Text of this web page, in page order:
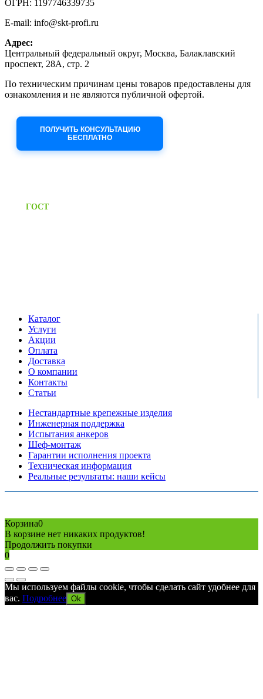
ОГРН: 1197746339735
E-mail: info@skt-profi.ru
Адрес:
Центральный федеральный округ, Москва, Балаклавский
проспект, 28А, стр. 2
По техническим причинам цены товаров предоставлены для
ознакомления и не являются публичной офертой.
ПОЛУЧИТЬ КОНСУЛЬТАЦИЮ
БЕСПЛАТНО
ГОСТПредоставляем паспорт
Каталог
Услуги
Акции
Оплата
Доставка
О компании
Контакты
Статьи
Нестандартные крепежные изделия
Инженерная поддержка
Испытания анкеров
Шеф-монтаж
Гарантии исполнения проекта
Техническая информация
Реальные результаты: наши кейсы
Корзина0
В корзине нет никаких продуктов!
Продолжить покупки
0
Мы используем файлы cookie, чтобы сделать сайт удобнее для
вас. Подробнее Ok